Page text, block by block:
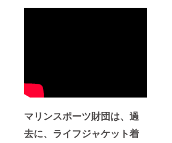
マリンスポーツ財団は、過
去に、ライフジャケット着